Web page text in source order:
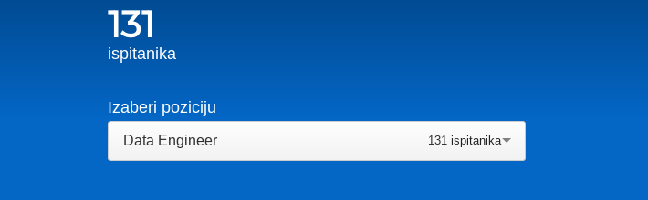
131
ispitanika
Izaberi poziciju
Data Engineer 131 ispitanika